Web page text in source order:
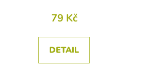
79 Kč
DETAIL